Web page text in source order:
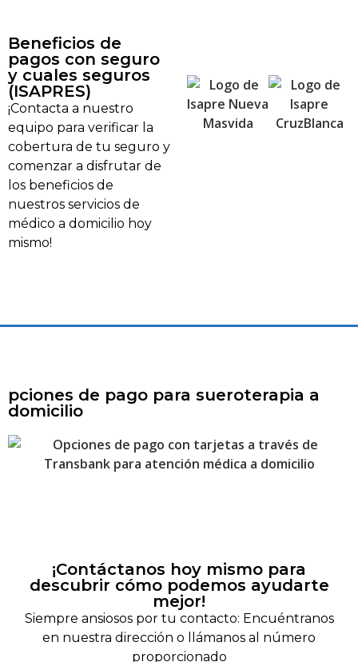
Beneficios de
pagos con seguro
y cuales seguros
(ISAPRES)
¡Contacta a nuestro
equipo para verificar la
cobertura de tu seguro y
comenzar a disfrutar de
los beneficios de
nuestros servicios de
médico a domicilio hoy
mismo!
pciones de pago para sueroterapia a
domicilio
¡Contáctanos hoy mismo para
descubrir cómo podemos ayudarte
mejor!
Siempre ansiosos por tu contacto: Encuéntranos
en nuestra dirección o llámanos al número
proporcionado